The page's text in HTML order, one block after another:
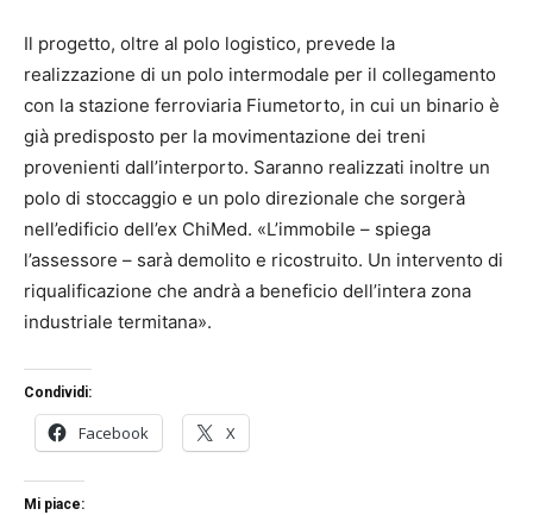
Il progetto, oltre al polo logistico, prevede la
realizzazione di un polo intermodale per il collegamento
con la stazione ferroviaria Fiumetorto, in cui un binario è
già predisposto per la movimentazione dei treni
provenienti dall’interporto. Saranno realizzati inoltre un
polo di stoccaggio e un polo direzionale che sorgerà
nell’edificio dell’ex ChiMed. «L’immobile – spiega
l’assessore – sarà demolito e ricostruito. Un intervento di
riqualificazione che andrà a beneficio dell’intera zona
industriale termitana».
Condividi:
Facebook X
Mi piace: